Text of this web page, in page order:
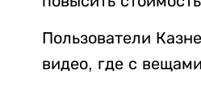
Пользователи
видео, где с